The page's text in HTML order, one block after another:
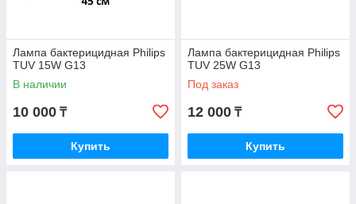
Лампа бактерицидная Philips
TUV 15W G13
В наличии
10 000 ₸
Купить
Лампа бактерицидная Philips
TUV 25W G13
Под заказ
12 000 ₸
Купить